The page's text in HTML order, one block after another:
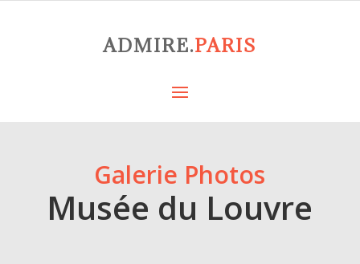
ADMIRE.PARIS
Galerie Photos
Musée du Louvre